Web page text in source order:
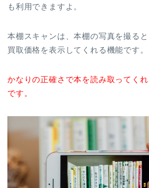
も利用できますよ。
本棚スキャンは、本棚の写真を撮る
買取価格を表示してくれる機能です。
かなりの正確さで本を読み取ってく
です。